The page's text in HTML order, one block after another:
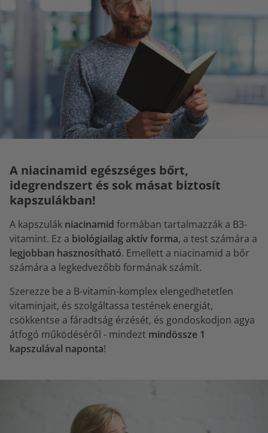
A niacinamid egészséges bőrt,
idegrendszert és sok másat biztosít
kapszulákban!
A kapszulák niacinamid formában tartalmazzák a B3-
vitamint. Ez a biológiailag aktív forma, a test számára a
legjobban hasznosítható. Emellett a niacinamid a bőr
számára a legkedvezőbb formának számít.
Szerezze be a B-vitamin-komplex elengedhetetlen
vitaminjait, és szolgáltassa testének energiát,
csökkentse a fáradtság érzését, és gondoskodjon agya
átfogó működéséről - mindezt mindössze 1
kapszulával naponta!